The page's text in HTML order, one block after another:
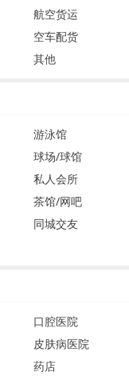
航空货运
空车配货
其他
游泳馆
球场/球馆
私人会所
茶馆/网吧
同城交友
口腔医院
皮肤病医院
药店